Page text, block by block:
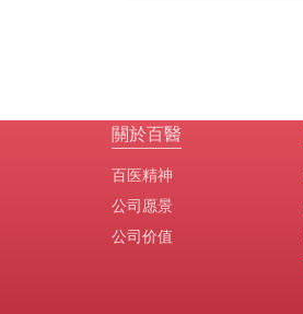
關於百醫
百医精神
公司愿景
公司价值